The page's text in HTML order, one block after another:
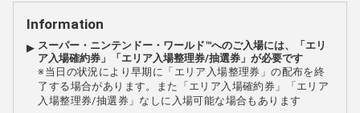
Information
スーパー・ニンテンドー・ワールド™へのご入場には、「エリ
ア入場確約券」「エリア入場整理券/抽選券」が必要です
※当日の状況により早期に「エリア入場整理券」の配布を終
了する場合があります。また「エリア入場確約券」「エリア
入場整理券/抽選券」なしに入場可能な場合もあります